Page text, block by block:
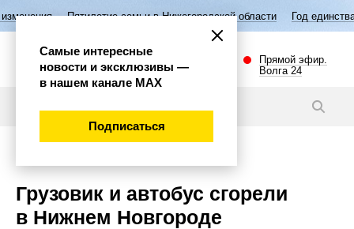
семьи в Нижегородской области Год единства народов России
Прямой эфир.
Волга 24
Грузовик и автобус сгорели
в Нижнем Новгороде
Самые интересные
новости и эксклюзивы —
в нашем канале МАХ
Подписаться